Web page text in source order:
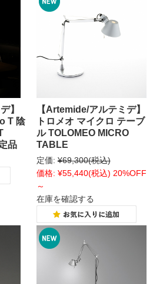
】
T 陰
品
【Artemide/アルテミデ】
トロメオ マイクロ テーブ
ル TOLOMEO MICRO
TABLE
定価: ¥69,300(税込)
価格: ¥55,440(税込) 20%OFF
～
在庫を確認する